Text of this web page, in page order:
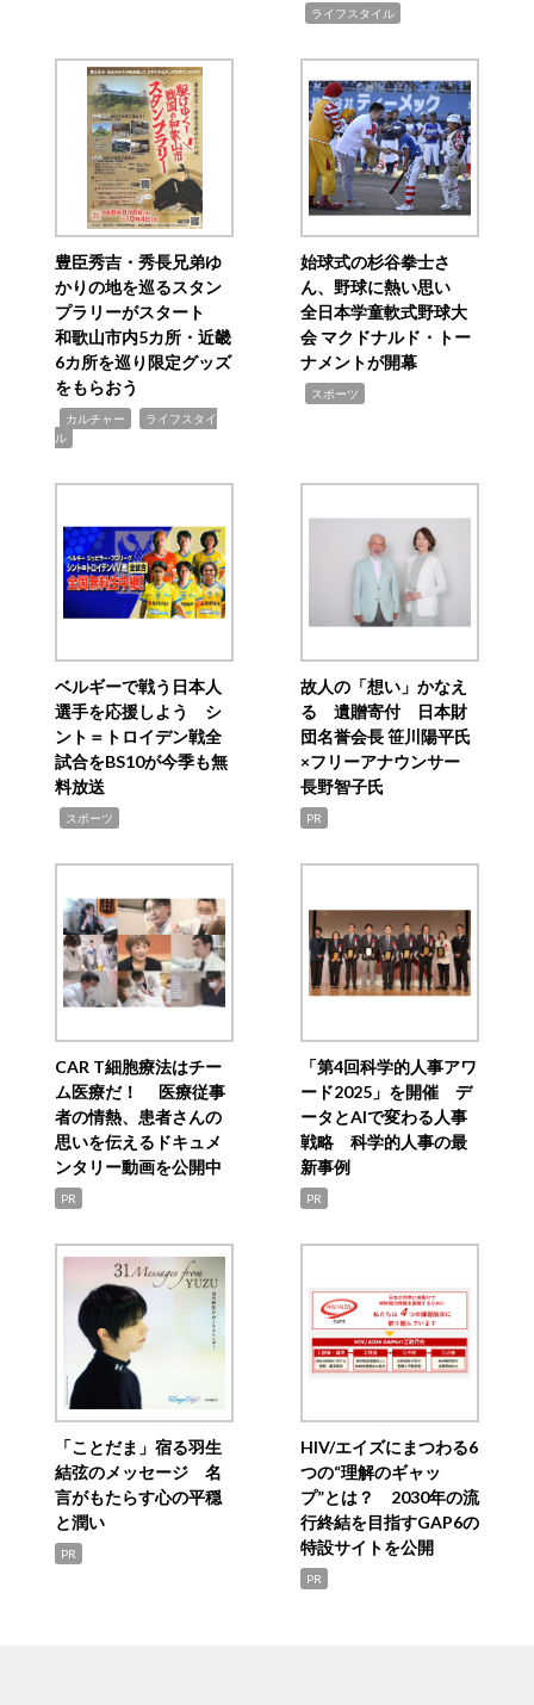
ライフスタイル
豊臣秀吉・秀長兄弟ゆ
かりの地を巡るスタン
プラリーがスタート
和歌山市内5カ所・近畿
6カ所を巡り限定グッズ
をもらおう
カルチャー
ライフスタイ
ル
始球式の杉谷拳士さ
ん、野球に熱い思い
全日本学童軟式野球大
会 マクドナルド・トー
ナメントが開幕
スポーツ
ベルギーで戦う日本人
選手を応援しよう シ
ント＝トロイデン戦全
試合をBS10が今季も無
料放送
スポーツ
故人の「想い」かなえ
る 遺贈寄付 日本財
団名誉会長 笹川陽平氏
×フリーアナウンサー
長野智子氏
PR
CAR T細胞療法はチー
ム医療だ！ 医療従事
者の情熱、患者さんの
思いを伝えるドキュメ
ンタリー動画を公開中
PR
「第4回科学的人事アワ
ード2025」を開催 デ
ータとAIで変わる人事
戦略 科学的人事の最
新事例
PR
「ことだま」宿る羽生
結弦のメッセージ 名
言がもたらす心の平穏
と潤い
PR
HIV/エイズにまつわる6
つの“理解のギャッ
プ”とは？ 2030年の流
行終結を目指すGAP6の
特設サイトを公開
PR